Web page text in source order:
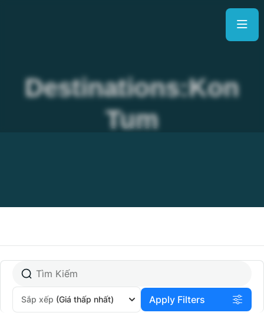
Destinations:Kon
Tum
Sắp xếp (Giá thấp nhất) Apply Filters